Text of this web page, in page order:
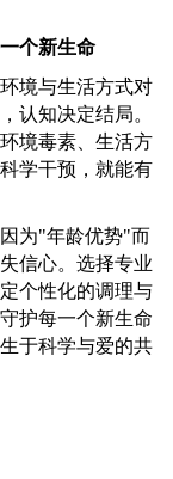
个新生命
境与生活方式对
认知决定结局。
境毒素、生活方
学干预，就能有
为"年龄优势"而
信心。选择专业
个性化的调理与
护每一个新生命
于科学与爱的共